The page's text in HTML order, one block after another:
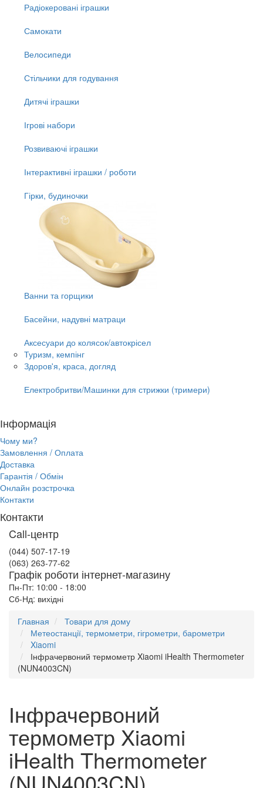
Радіокеровані іграшки
Самокати
Велосипеди
Стільчики для годування
Дитячі іграшки
Ігрові набори
Розвиваючі іграшки
Інтерактивні іграшки / роботи
Гірки, будиночки
Ванни та горщики
Басейни, надувні матраци
Аксесуари до колясок/автокрісел
Туризм, кемпінг
Здоров'я, краса, догляд
Електробритви/Машинки для стрижки (тримери)
Інформація
Чому ми?
Замовлення / Оплата
Доставка
Гарантія / Обмін
Онлайн розстрочка
Контакти
Контакти
Call-центр
(044) 507-17-19
(063) 263-77-62
Графік роботи інтернет-магазину
Пн-Пт: 10:00 - 18:00
Сб-Нд: вихідні
Главная
Товари для дому
Метеостанції, термометри, гігрометри, барометри
Xiaomi
Інфрачервоний термометр Xiaomi iHealth Thermometer
(NUN4003CN)
Інфрачервоний
термометр Xiaomi
iHealth Thermometer